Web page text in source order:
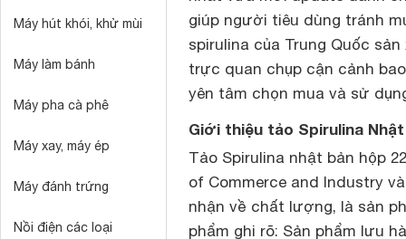
Máy hút khói, khử mùi
Máy làm bánh
Máy pha cà phê
Máy xay, máy ép
Máy đánh trứng
Nồi điện các loại
giúp người tiêu dùng tránh
spirulina của Trung Quốc
trực quan chụp cận cảnh
yên tâm chọn mua và sử
Giới thiệu tảo Spirulina
Tảo Spirulina nhật bản hộp
of Commerce and Industry
nhận về chất lượng, là sản
phẩm ghi rõ: Sản phẩm lưu